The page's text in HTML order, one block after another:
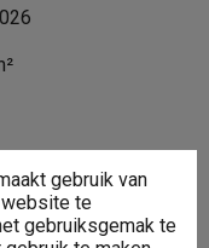
gebruik van
te
gebruiksgemak te